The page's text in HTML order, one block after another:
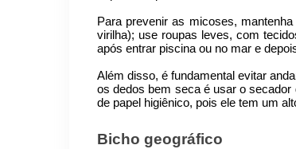
Para prevenir as micoses,
virilha); use roupas leves, com
após entrar piscina ou no mar e
Além disso, é fundamental evitar
os dedos bem seca é usar o
de papel higiênico, pois ele tem um
Bicho geográfico